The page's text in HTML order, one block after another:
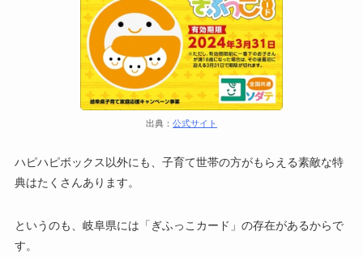
出典： 公式サイト
ハピハピボックス以外にも、子育て世帯の方がもらえる素敵な特
典はたくさんあります。
というのも、岐阜県には「ぎふっこカード」の存在があるからで
す。